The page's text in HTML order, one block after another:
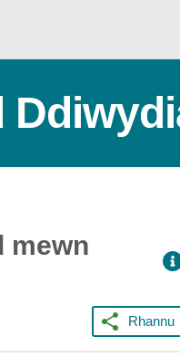
mewn
Rhannu